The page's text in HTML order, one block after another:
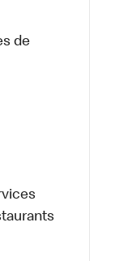
de